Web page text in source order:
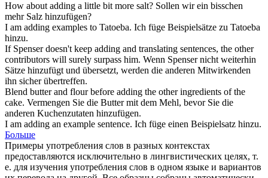
How about adding a little bit more salt? Sollen wir ein bisschen
mehr Salz hinzufügen?
I am adding examples to Tatoeba. Ich füge Beispielsätze zu Tatoeba
hinzu.
If Spenser doesn't keep adding and translating sentences, the other
contributors will surely surpass him. Wenn Spenser nicht weiterhin
Sätze hinzufügt und übersetzt, werden die anderen Mitwirkenden
ihn sicher übertreffen.
Blend butter and flour before adding the other ingredients of the
cake. Vermengen Sie die Butter mit dem Mehl, bevor Sie die
anderen Kuchenzutaten hinzufügen.
I am adding an example sentence. Ich füge einen Beispielsatz hinzu.
Больше
Примеры употребления слов в разных контекстах
предоставляются исключительно в лингвистических целях, т.
е. для изучения употребления слов в одном языке и вариантов